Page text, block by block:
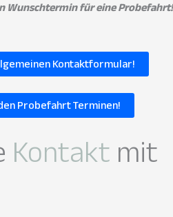
Wunschtermin für eine Probefahrt!
Kontaktformular!
Probefahrt Terminen!
Kontakt mit